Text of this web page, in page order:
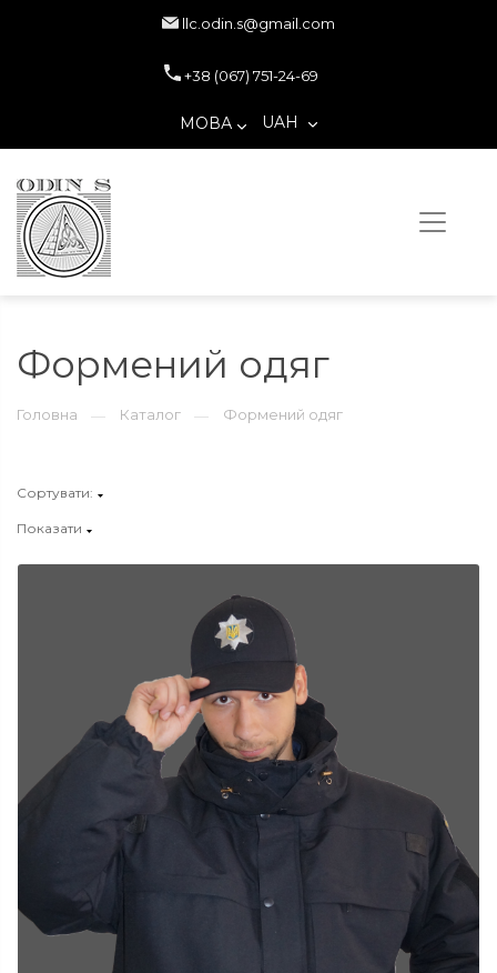
llc.odin.s@gmail.com
+38 (067) 751-24-69
МОВА UAH
Формений одяг
Головна — Каталог — Формений одяг
Сортувати:
Показати